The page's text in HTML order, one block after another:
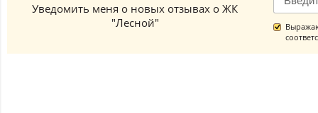
Уведомить меня о новых отзывах о ЖК
"Лесной"